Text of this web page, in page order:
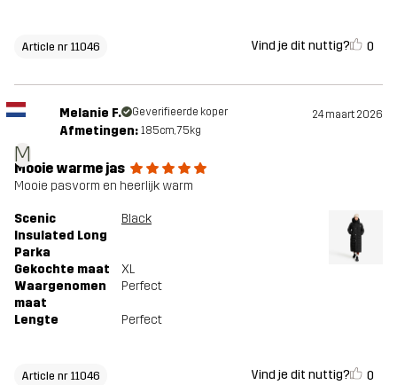
Article nr 11046 Vind je dit nuttig? 0
M
Melanie F. Geverifieerde koper 24 maart 2026
Afmetingen: 185cm, 75kg
Mooie warme jas
Mooie pasvorm en heerlijk warm
Scenic
Insulated Long
Parka
Black
Gekochte maat
XL
Waargenomen
maat
Perfect
Lengte Perfect
Article nr 11046 Vind je dit nuttig? 0